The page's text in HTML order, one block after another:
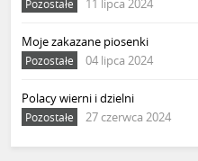
Pozostałe 11 lipca 2024
Moje zakazane piosenki
Pozostałe 04 lipca 2024
Polacy wierni i dzielni
Pozostałe 27 czerwca 2024